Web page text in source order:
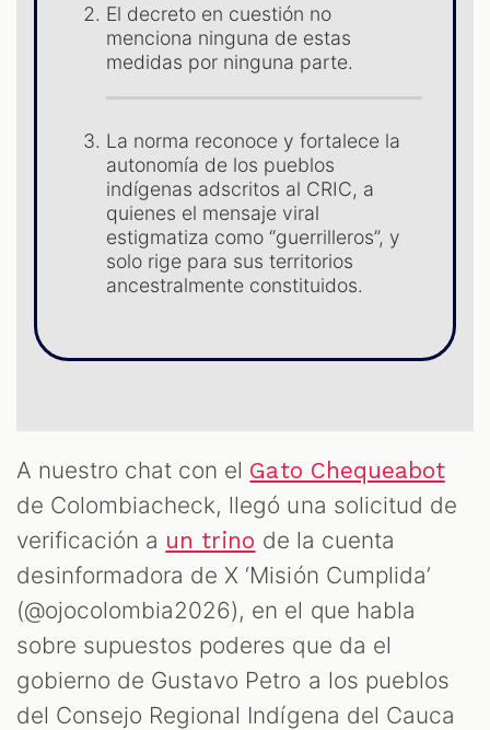
El decreto en cuestión no
menciona ninguna de estas
medidas por ninguna parte.
La norma reconoce y fortalece la
autonomía de los pueblos
indígenas adscritos al CRIC, a
quienes el mensaje viral
estigmatiza como “guerrilleros”, y
solo rige para sus territorios
ancestralmente constituidos.
A nuestro chat con el Gato Chequeabot
de Colombiacheck, llegó una solicitud de
verificación a un trino de la cuenta
desinformadora de X ‘Misión Cumplida’
(@ojocolombia2026), en el que habla
sobre supuestos poderes que da el
gobierno de Gustavo Petro a los pueblos
del Consejo Regional Indígena del Cauca